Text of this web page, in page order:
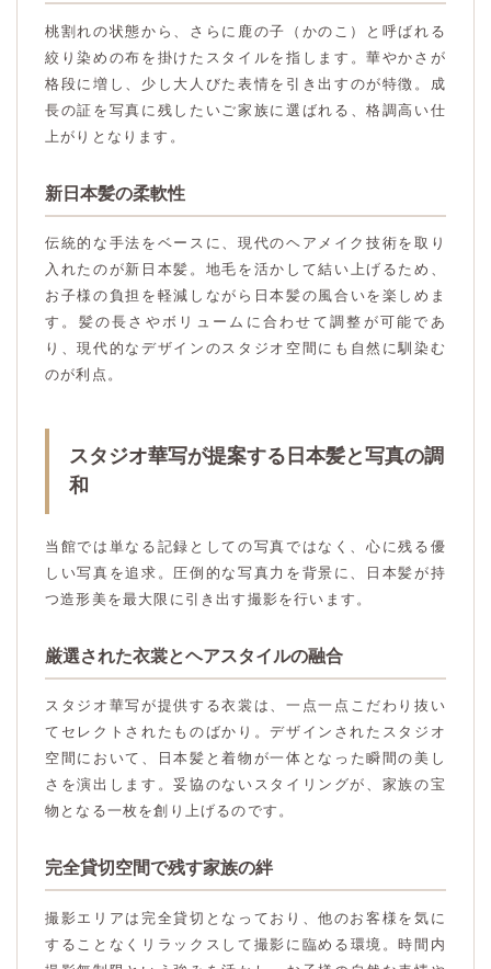
桃割れの状態から、さらに鹿の子（かのこ）と呼ばれる
絞り染めの布を掛けたスタイルを指します。華やかさが
格段に増し、少し大人びた表情を引き出すのが特徴。成
長の証を写真に残したいご家族に選ばれる、格調高い仕
上がりとなります。
新日本髪の柔軟性
伝統的な手法をベースに、現代のヘアメイク技術を取り
入れたのが新日本髪。地毛を活かして結い上げるため、
お子様の負担を軽減しながら日本髪の風合いを楽しめま
す。髪の長さやボリュームに合わせて調整が可能であ
り、現代的なデザインのスタジオ空間にも自然に馴染む
のが利点。
スタジオ華写が提案する日本髪と写真の調
和
当館では単なる記録としての写真ではなく、心に残る優
しい写真を追求。圧倒的な写真力を背景に、日本髪が持
つ造形美を最大限に引き出す撮影を行います。
厳選された衣裳とヘアスタイルの融合
スタジオ華写が提供する衣裳は、一点一点こだわり抜い
てセレクトされたものばかり。デザインされたスタジオ
空間において、日本髪と着物が一体となった瞬間の美し
さを演出します。妥協のないスタイリングが、家族の宝
物となる一枚を創り上げるのです。
完全貸切空間で残す家族の絆
撮影エリアは完全貸切となっており、他のお客様を気に
することなくリラックスして撮影に臨める環境。時間内